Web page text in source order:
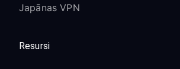
Japānas VPN
Resursi